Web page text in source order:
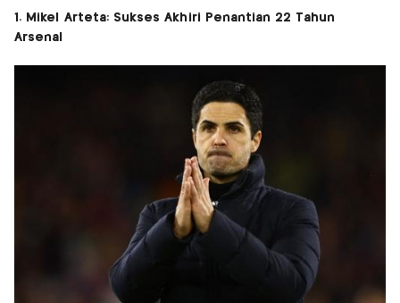
1. Mikel Arteta: Sukses Akhiri Penantian 22 Tahun
Arsenal